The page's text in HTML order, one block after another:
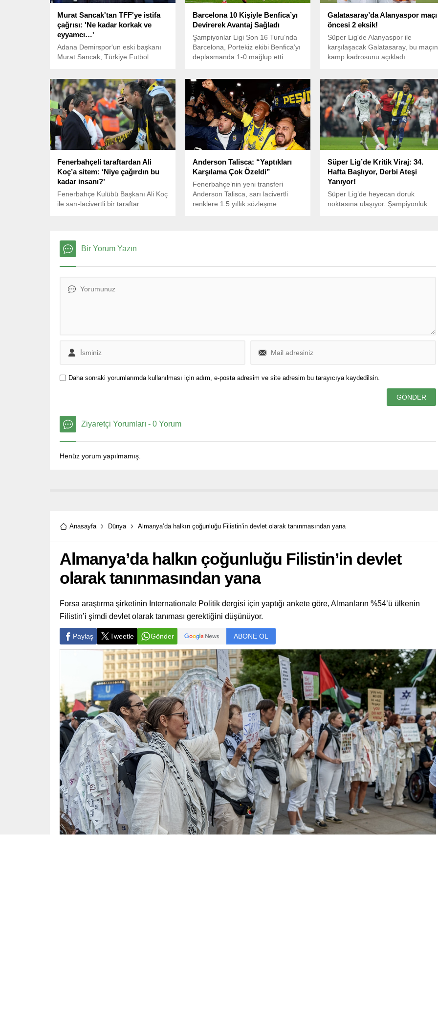
Murat Sancak'tan TFF'ye istifa
çağrısı: 'Ne kadar korkak ve
eyyamcı…'
Adana Demirspor'un eski başkanı
Murat Sancak, Türkiye Futbol
Barcelona 10 Kişiyle Benfica’yı
Devirerek Avantaj Sağladı
Şampiyonlar Ligi Son 16 Turu’nda
Barcelona, Portekiz ekibi Benfica’yı
deplasmanda 1-0 mağlup etti.
Galatasaray’da Alanyaspor maçı
öncesi 2 eksik!
Süper Lig'de Alanyaspor ile
karşılaşacak Galatasaray, bu maçın
kamp kadrosunu açıkladı.
Fenerbahçeli taraftardan Ali
Koç’a sitem: ‘Niye çağırdın bu
kadar insanı?’
Fenerbahçe Kulübü Başkanı Ali Koç
ile sarı-lacivertli bir taraftar
Anderson Talisca: “Yaptıkları
Karşılama Çok Özeldi”
Fenerbahçe’nin yeni transferi
Anderson Talisca, sarı lacivertli
renklere 1.5 yıllık sözleşme
Süper Lig’de Kritik Viraj: 34.
Hafta Başlıyor, Derbi Ateşi
Yanıyor!
Süper Lig’de heyecan doruk
noktasına ulaşıyor. Şampiyonluk
Bir Yorum Yazın
Daha sonraki yorumlarımda kullanılması için adım, e-posta adresim ve site adresim bu tarayıcıya kaydedilsin.
Ziyaretçi Yorumları - 0 Yorum
Henüz yorum yapılmamış.
Anasayfa Dünya Almanya’da halkın çoğunluğu Filistin’in devlet olarak tanınmasından yana
Almanya’da halkın çoğunluğu Filistin’in devlet
olarak tanınmasından yana
Forsa araştırma şirketinin Internationale Politik dergisi için yaptığı ankete göre, Almanların %54’ü ülkenin
Filistin’i şimdi devlet olarak tanıması gerektiğini düşünüyor.
Paylaş Tweetle Gönder ABONE OL